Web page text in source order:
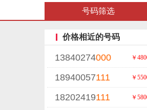
号码筛选
价格相近的号码
13840274000 ￥
18940057111 ￥
18202419111 ￥